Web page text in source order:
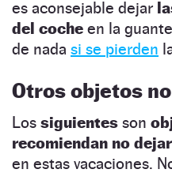
es aconsejable dejar
del coche en la
de nada si se pierden
Otros objetos
Los siguientes son
recomiendan no
en estas vacaciones.